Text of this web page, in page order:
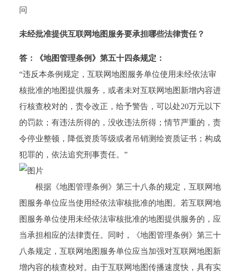
问
未经批准提供互联网地图服务要承担哪些法律责任？
答：
《地图管理条例》第五十四条规定：
“违反本条例规定，互联网地图服务单位使用未经依法审
核批准的地图提供服务，或者未对互联网地图新增内容进
行核查校对的，责令改正，给予警告，可以处20万元以下
的罚款；有违法所得的，没收违法所得；情节严重的，责
令停业整顿，降低资质等级或者吊销测绘资质证书；构成
犯罪的，依法追究刑事责任。”
根据《地图管理条例》第三十八条的规定，互联网地
图服务单位应当使用经依法审核批准的地图。若互联网地
图服务单位使用未经依法审核批准的地图提供服务的，应
当承担相应的法律责任。同时，《地图管理条例》第三十
八条规定，互联网地图服务单位应当加强对互联网地图新
增内容的核查校对。由于互联网地图传播速度快，具有实